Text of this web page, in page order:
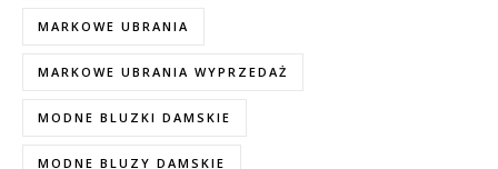
MARKOWE UBRANIA
MARKOWE UBRANIA WYPRZEDAŻ
MODNE BLUZKI DAMSKIE
MODNE BLUZY DAMSKIE